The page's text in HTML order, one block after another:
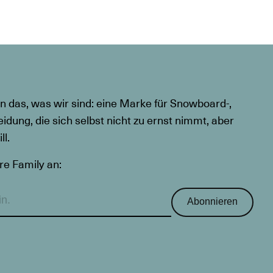
das, was wir sind: eine Marke für Snowboard-,
die sich selbst nicht zu ernst nimmt, aber
Family an:
Abonnieren